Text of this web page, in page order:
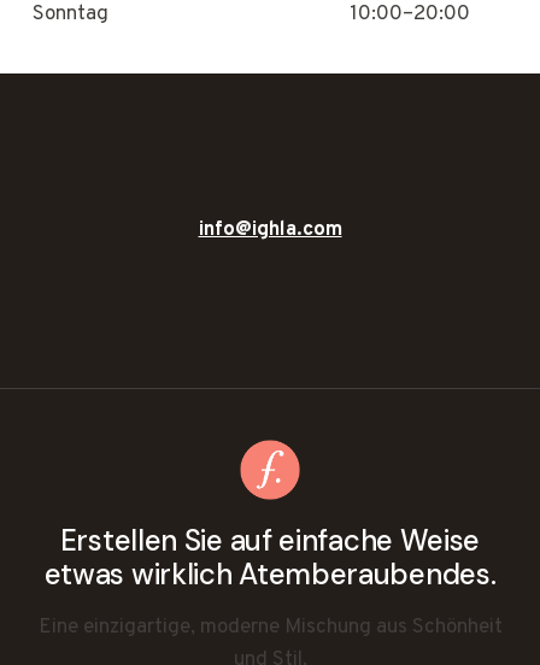
Sonntag
10:00–20:00
info@ighla.com
Erstellen Sie auf einfache Weise
etwas wirklich Atemberaubendes.
Eine einzigartige, moderne Mischung aus Schönheit